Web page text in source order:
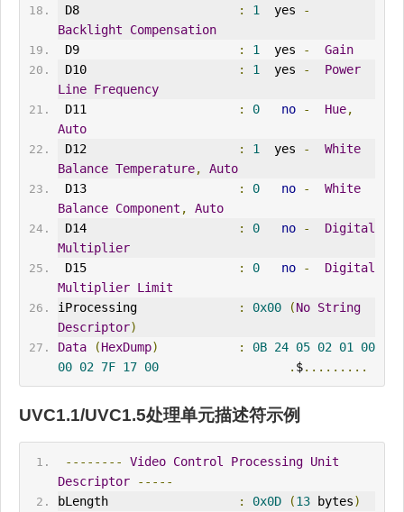
D8 : 1
  yes
-
Backlight
Compensation
D9
: 1
  yes
-
Gain
D10
: 1
  yes
-
Power
Line Frequency
D11
: 0 no - Hue,
Auto
D12
: 1
  yes
-
White
Balance Temperature,
Auto
D13
: 0 no -
White
Balance Component ,
Auto
D14
: 0 no -
Digital
Multiplier
D15
: 0 no -
Digital
Multiplier Limit
iProcessing
: 0x00 (No String
Descriptor)
Data
(HexDump) : 0B 24 05 02 01 00
00 02 7F 17 00 . $.........
UVC1.1/UVC1.5处理单元描述符示例
-------- Video Control Processing Unit
Descriptor
-----
bLength
: 0x0D (13 bytes)